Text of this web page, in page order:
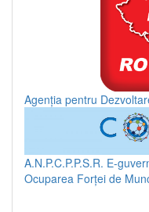
Agenția pentru
A.N.P.C.P.P.S.R. E-
Ocuparea Forței de